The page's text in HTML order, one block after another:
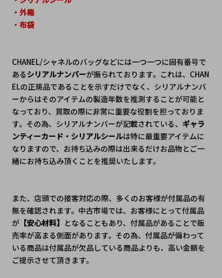
・外箱
・布袋
CHANEL/シャネルのバッグなどには一つ一つに固有番号で
あるシリアルナンバーが振られております。これは、CHAN
ELの正規品であることを示すだけでなく、シリアルナンバ
ーからはそのアイテムの製造年数を推測することが可能と
なっており、買取の際に非常に重要な役割を担っておりま
す。その為、シリアルナンバーが記載されている、 ギャラ
ンティーカード・シリアルシールは特に最重要アイテムに
なりますので、お持ち込みの際は出来るだけお品物とご一
緒にお持ち込み頂くことを推奨いたします。
また、店頭での接客対応の際、多くのお客様が付属品の有
無を確認されます。中古市場では、お客様にとって付属品
が【安心材料】 となることもあり、付属品があることで販
売率が高まる側面があります。その為、付属品が備わって
いる商品は付属品が欠品している商品よりも、高い金額を
ご提示させて頂きます。